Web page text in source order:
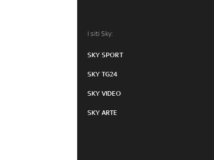
I siti Sky:
SKY SPORT
SKY TG24
SKY VIDEO
SKY ARTE